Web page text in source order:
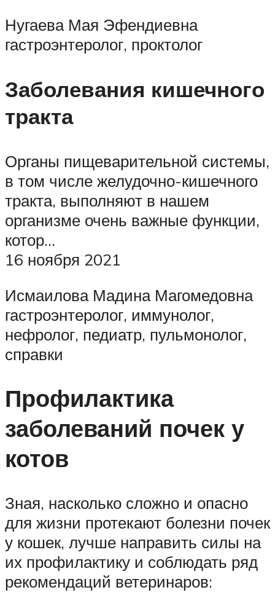
Нугаева Мая Эфендиевна
гастроэнтеролог, проктолог
Заболевания кишечного
тракта
Органы пищеварительной системы,
в том числе желудочно-кишечного
тракта, выполняют в нашем
организме очень важные функции,
котор…
16 ноября 2021
Исмаилова Мадина Магомедовна
гастроэнтеролог, иммунолог,
нефролог, педиатр, пульмонолог,
справки
Профилактика
заболеваний почек у
котов
Зная, насколько сложно и опасно
для жизни протекают болезни почек
у кошек, лучше направить силы на
их профилактику и соблюдать ряд
рекомендаций ветеринаров: